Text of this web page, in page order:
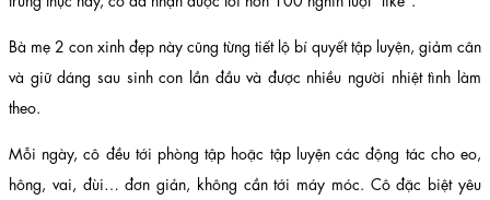
Bà mẹ 2 con xinh đẹp này cũng từng tiết lộ bí quyết tập luyện, giảm cân
và giữ dáng sau sinh con lần đầu và được nhiều người nhiệt tình làm
theo.
Mỗi ngày, cô đều tới phòng tập hoặc tập luyện các động tác cho eo,
hông, vai, đùi… đơn giản, không cần tới máy móc. Cô đặc biệt yêu